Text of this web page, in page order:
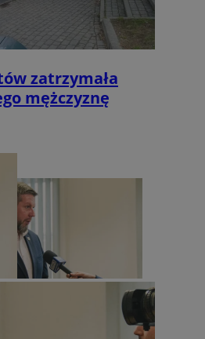
zatrzymała
mężczyznę